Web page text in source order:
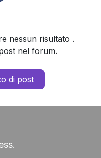
nessun risultato .
nel forum.
di post